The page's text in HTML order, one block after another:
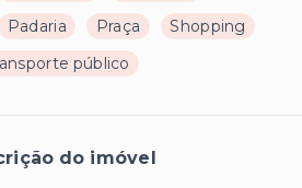
Padaria Praça
Shopping
público
do imóvel